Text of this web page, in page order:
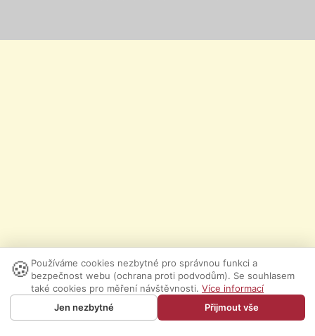
🍪 Používáme cookies nezbytné pro správnou funkci a
bezpečnost webu (ochrana proti podvodům). Se souhlasem
také cookies pro měření návštěvnosti. Více informací
Jen nezbytné
Přijmout vše